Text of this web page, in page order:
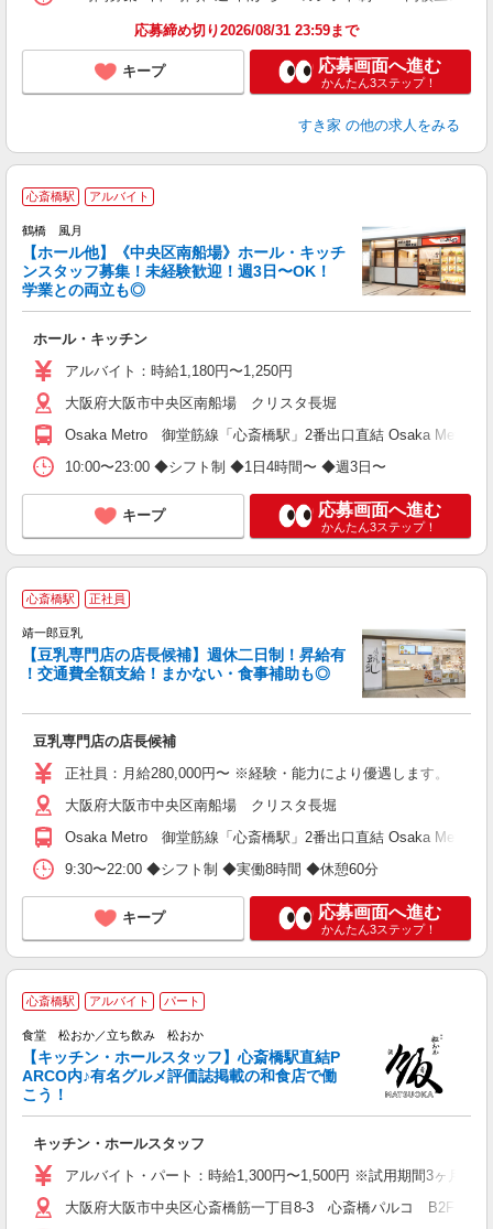
応募締め切り2026/08/31 23:59まで
キープ 応募画面へ進む
かんたん3ステップ！
すき家 の他の求人をみる
心斎橋駅 アルバイト
鶴橋 風月
【ホール他】《中央区南船場》ホール・キッチ
ンスタッフ募集！未経験歓迎！週3日〜OK！
学業との両立も◎
ホール・キッチン
アルバイト：時給1,180円〜1,250円
大阪府大阪市中央区南船場 クリスタ長堀
Osaka Metro 御堂筋線「心斎橋駅」2番出口直結 Osaka Metro
10:00〜23:00 ◆シフト制 ◆1日4時間〜 ◆週3日〜
キープ 応募画面へ進む
かんたん3ステップ！
心斎橋駅 正社員
靖一郎豆乳
【豆乳専門店の店長候補】週休二日制！昇給有
！交通費全額支給！まかない・食事補助も◎
豆乳専門店の店長候補
正社員：月給280,000円〜 ※経験・能力により優遇します。
大阪府大阪市中央区南船場 クリスタ長堀
Osaka Metro 御堂筋線「心斎橋駅」2番出口直結 Osaka Metro
9:30〜22:00 ◆シフト制 ◆実働8時間 ◆休憩60分
キープ 応募画面へ進む
かんたん3ステップ！
心斎橋駅 アルバイト パート
食堂 松おか／立ち飲み 松おか
【キッチン・ホールスタッフ】心斎橋駅直結P
ARCO内♪有名グルメ評価誌掲載の和食店で働
こう！
キッチン・ホールスタッフ
アルバイト・パート：時給1,300円〜1,500円 ※試用期間3ヶ月間
大阪府大阪市中央区心斎橋筋一丁目8-3 心斎橋パルコ B2F